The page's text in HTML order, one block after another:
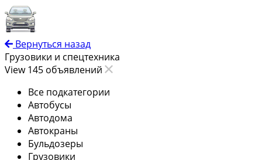
Вернуться назад
Грузовики и спецтехника
View 145 объявлений
Все подкатегории
Автобусы
Автодома
Автокраны
Бульдозеры
Грузовики